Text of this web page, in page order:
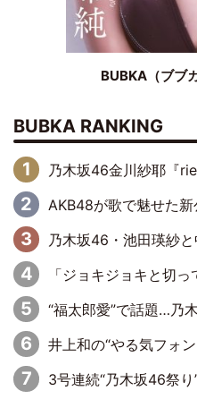
BUBKA（ブブ
BUBKA RANKING
乃木坂46金川紗耶『
AKB48が歌で魅せた新公演『夢のポ
乃木坂46・池田瑛紗と中西アルノが「真冬のかき氷」騒動
「ジョキジョキと切っていく感
“福太郎愛”で話題…乃木坂46一ノ瀬美空、
井上和の“やる気フォント”にも注目
3号連続“乃木坂46祭り” ラストを飾るのは賀喜遥香